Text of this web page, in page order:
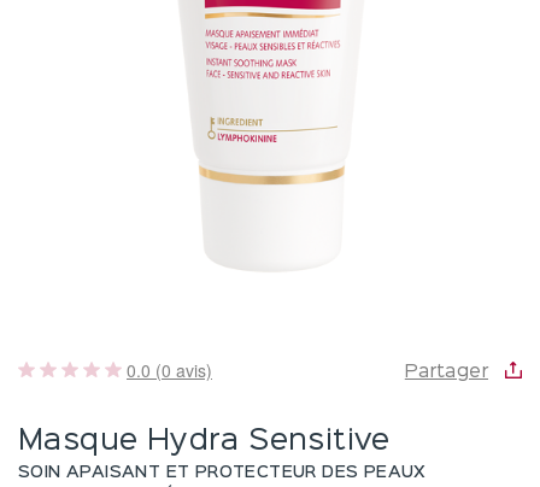
0.0 (0 avis) Partager
Masque Hydra Sensitive
SOIN APAISANT ET PROTECTEUR DES PEAUX